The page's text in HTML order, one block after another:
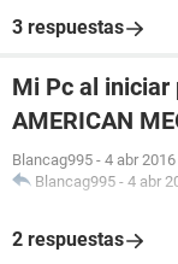
3 respuestas
Mi Pc al iniciar
AMERICAN
Blancag995 - 4 abr
Blancag995 - 4 abr
2 respuestas